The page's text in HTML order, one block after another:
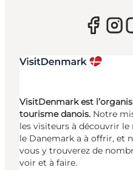
VisitDenmark est
tourisme danois. Notre
les visiteurs à découvrir
le Danemark a à offrir, et
vous y trouverez de
voir et à faire.